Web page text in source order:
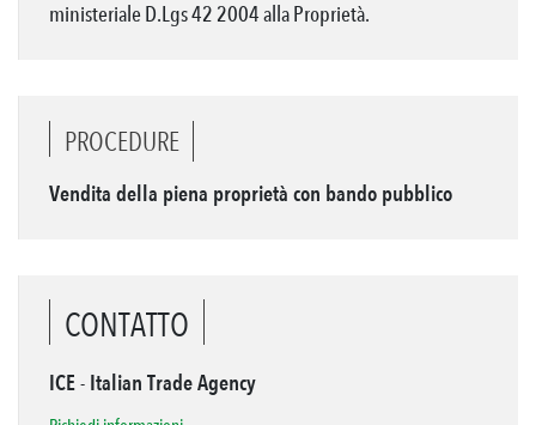
ministeriale D.Lgs 42 2004 alla Proprietà.
PROCEDURE
Vendita della piena proprietà con bando pubblico
CONTATTO
ICE - Italian Trade Agency